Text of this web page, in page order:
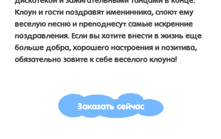
Клоун и гости поздравят именинника, споют ему
веселую песню и преподнесут самые искренние
поздравления. Если вы хотите внести в жизнь еще
больше добра, хорошего настроения и позитива,
обязательно зовите к себе веселого клоуна!
Заказать сейчас